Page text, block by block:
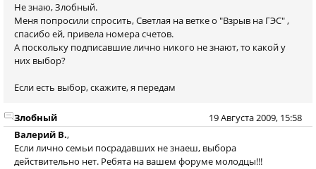
Не знаю, Злобный.
Меня попросили спросить, Светлая на ветке о "Взрыв на ГЭС" ,
спасибо ей, привела номера счетов.
А поскольку подписавшие лично никого не знают, то какой у
них выбор?
Если есть выбор, скажите, я передам
19 Августа 2009, 15:58
Злобный
Валерий В.,
Если лично семьи посрадавших не знаеш, выбора
действительно нет. Ребята на вашем форуме молодцы!!!